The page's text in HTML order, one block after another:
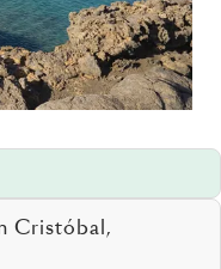
Cristóbal,